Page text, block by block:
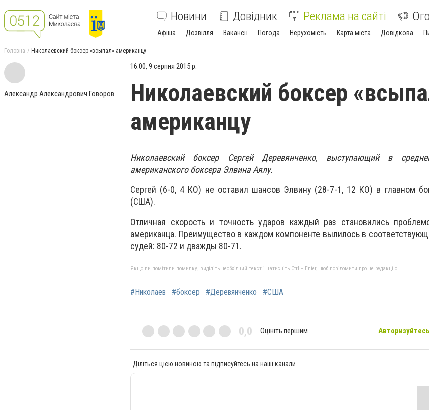
Новини Довідник Реклама на сайті
Афіша Дозвілля Вакансії Погода Нерухомість Карта міста Довідкова
Головна Николаевский боксер «всыпал» американцу
Александр Александрович Говоров
16:00, 9 серпня 2015 р.
Николаевский боксер
американцу
Николаевский боксер Сергей Деревянченко, выступающий в
американского боксера Элвина Аялу.
Сергей (6-0, 4 КО) не оставил шансов Элвину (28-7-1, 12 КО) в главном
(США).
Отличная скорость и точность ударов каждый раз становились
американца. Преимущество в каждом компоненте вылилось в
судей: 80-72 и дважды 80-71.
Якщо ви помітили помилку, виділіть необхідний текст і натисніть Ctrl + Enter, щоб повідомити про це редакцію
#Николаев #боксер #Деревянченко #США
0,0 Оцініть першим Авторизуйтесь
Діліться цією новиною та підписуйтесь на наші канали